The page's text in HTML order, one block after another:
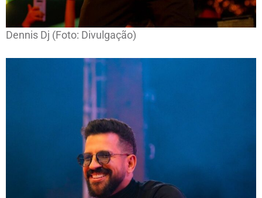
Dennis Dj (Foto: Divulgação)